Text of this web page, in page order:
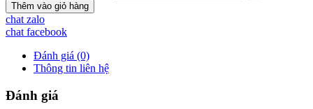
Thêm vào giỏ hàng
chat zalo
chat facebook
Đánh giá (0)
Thông tin liên hệ
Đánh giá